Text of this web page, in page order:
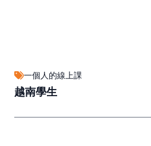
一個人的線上課
越南學生